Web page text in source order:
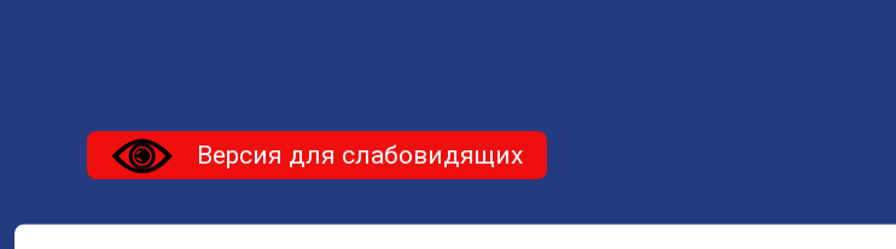
Версия для слабовидящих